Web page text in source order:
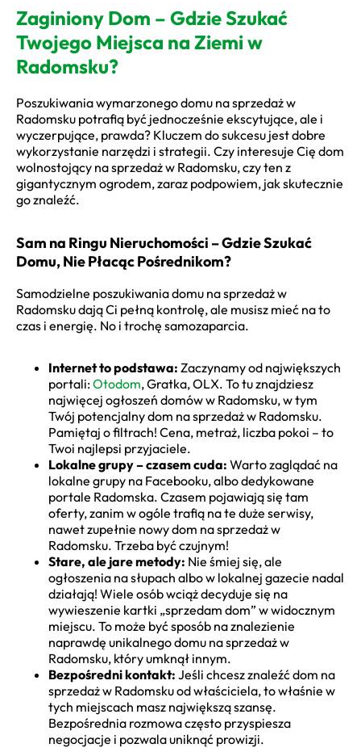
Zaginiony Dom – Gdzie Szukać
Twojego Miejsca na Ziemi w
Radomsku?
Poszukiwania wymarzonego domu na sprzedaż w
Radomsku potrafią być jednocześnie ekscytujące, ale i
wyczerpujące, prawda? Kluczem do sukcesu jest dobre
wykorzystanie narzędzi i strategii. Czy interesuje Cię dom
wolnostojący na sprzedaż w Radomsku, czy ten z
gigantycznym ogrodem, zaraz podpowiem, jak skutecznie
go znaleźć.
Sam na Ringu Nieruchomości – Gdzie Szukać
Domu, Nie Płacąc Pośrednikom?
Samodzielne poszukiwania domu na sprzedaż w
Radomsku dają Ci pełną kontrolę, ale musisz mieć na to
czas i energię. No i trochę samozaparcia.
Internet to podstawa: Zaczynamy od największych
portali:Otodom, Gratka, OLX. To tu znajdziesz
najwięcej ogłoszeń domów w Radomsku, w tym
Twój potencjalny dom na sprzedaż w Radomsku.
Pamiętaj o filtrach! Cena, metraż, liczba pokoi – to
Twoi najlepsi przyjaciele.
Lokalne grupy – czasem cuda: Warto zaglądać na
lokalne grupy na Facebooku, albo dedykowane
portale Radomska. Czasem pojawiają się tam
oferty, zanim w ogóle trafią na te duże serwisy,
nawet zupełnie nowy dom na sprzedaż w
Radomsku. Trzeba być czujnym!
Stare, ale jare metody: Nie śmiej się, ale
ogłoszenia na słupach albo w lokalnej gazecie nadal
działają! Wiele osób wciąż decyduje się na
wywieszenie kartki „sprzedam dom” w widocznym
miejscu. To może być sposób na znalezienie
naprawdę unikalnego domu na sprzedaż w
Radomsku, który umknął innym.
Bezpośredni kontakt: Jeśli chcesz znaleźć dom na
sprzedaż w Radomsku od właściciela, to właśnie w
tych miejscach masz największą szansę.
Bezpośrednia rozmowa często przyspiesza
negocjacje i pozwala uniknąć prowizji.